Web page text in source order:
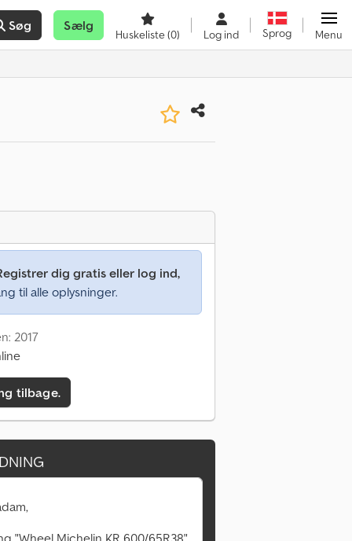
Søg Sælg
Huskeliste(0) Log ind Sprog Menu
dig gratis eller log ind,
til alle oplysninger.
2017
tilbage.